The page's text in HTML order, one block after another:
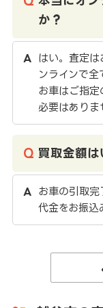
か？
はい。査定
ンラインで全
お車はご指定
必要はありま
買取金額は
お車の引取
代金をお振込